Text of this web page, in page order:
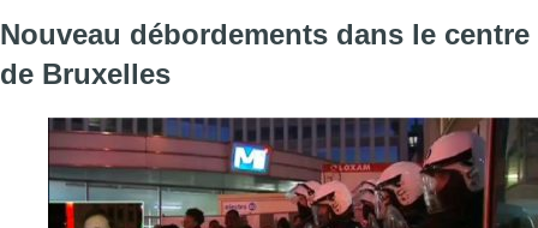
Nouveau débordements dans le centre
de Bruxelles